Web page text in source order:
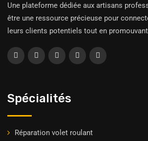
Une plateforme dédiée aux artisans
être une ressource précieuse pour
leurs clients potentiels tout en
Spécialités
Réparation volet roulant